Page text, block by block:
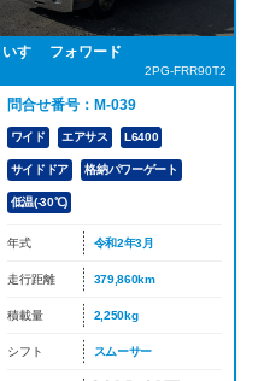
いすゞ フォワード
2PG-FRR90T2
問合せ番号：M-039
ワイド エアサス L6400
サイドドア 格納パワーゲート
低温(-30℃)
年式 令和2年3月
走行距離 379,860km
積載量 2,250kg
シフト スムーサー